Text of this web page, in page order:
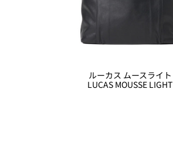
ルーカス ムースライト
LUCAS MOUSSE LIGHT